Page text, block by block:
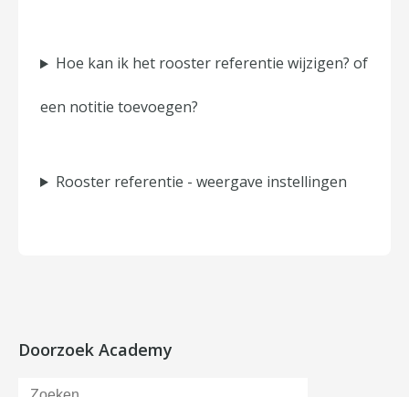
Hoe kan ik het rooster referentie wijzigen? of
een notitie toevoegen?
Rooster referentie - weergave instellingen
Doorzoek Academy